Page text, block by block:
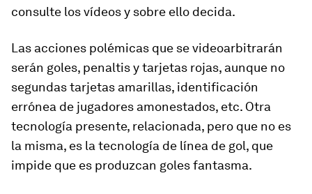
consulte los vídeos y sobre ello decida.
Las acciones polémicas que se videoarbitrarán
serán goles, penaltis y tarjetas rojas, aunque no
segundas tarjetas amarillas, identificación
errónea de jugadores amonestados, etc. Otra
tecnología presente, relacionada, pero que no es
la misma, es la tecnología de línea de gol, que
impide que es produzcan goles fantasma.